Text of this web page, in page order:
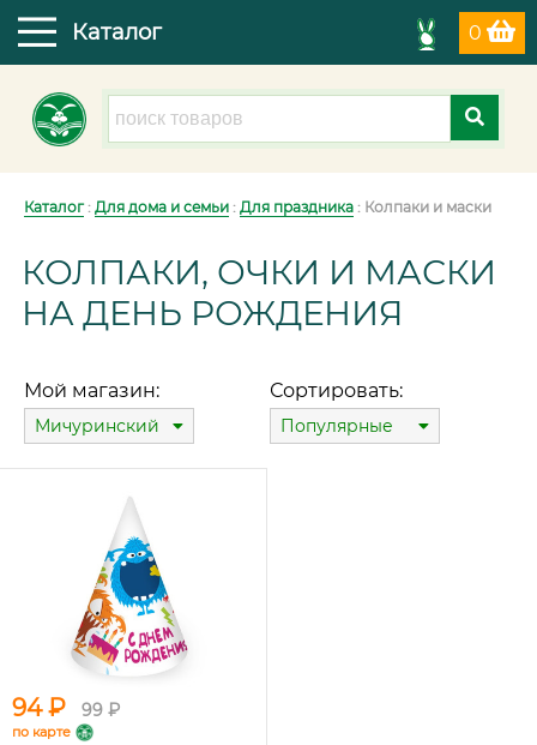
0
Каталог
Каталог: Для дома и семьи : Для праздника : Колпаки и маски
КОЛПАКИ, ОЧКИ И МАСКИ
НА ДЕНЬ РОЖДЕНИЯ
Мой магазин:
Мичуринский
Сортировать:
Популярные
94 ₽ 99 ₽
по карте